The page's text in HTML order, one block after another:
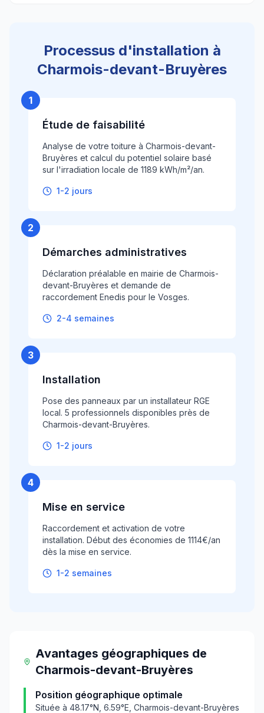
Processus d'installation à
Charmois-devant-Bruyères
1
Étude de faisabilité
Analyse de votre toiture à Charmois-devant-
Bruyères et calcul du potentiel solaire basé
sur l'irradiation locale de 1189 kWh/m²/an.
1-2 jours
2
Démarches administratives
Déclaration préalable en mairie de Charmois-
devant-Bruyères et demande de
raccordement Enedis pour le Vosges.
2-4 semaines
3
Installation
Pose des panneaux par un installateur RGE
local. 5 professionnels disponibles près de
Charmois-devant-Bruyères.
1-2 jours
4
Mise en service
Raccordement et activation de votre
installation. Début des économies de 1114€/an
dès la mise en service.
1-2 semaines
Avantages géographiques de
Charmois-devant-Bruyères
Position géographique optimale
Située à 48.17°N, 6.59°E, Charmois-devant-Bruyères